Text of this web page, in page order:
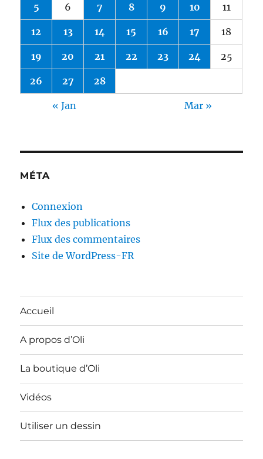
5 6 7 8 9 10 11
12 13 14 15 16 17 18
19 20 21 22 23 24 25
26 27 28
« Jan Mar »
MÉTA
Connexion
Flux des publications
Flux des commentaires
Site de WordPress-FR
Accueil
A propos d’Oli
La boutique d’Oli
Vidéos
Utiliser un dessin